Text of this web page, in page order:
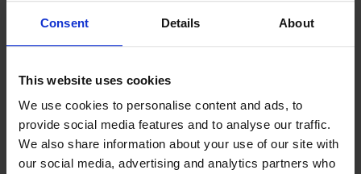
Consent Details About
This website uses cookies
We use cookies to personalise content and ads, to
provide social media features and to analyse our traffic.
We also share information about your use of our site with
our social media, advertising and analytics partners who
Tämän mökin minimivarausaika on kolme yötä. Kotieläimet
TORPET-ALUE
2 mökkiä 3 hehtaarin suuruisella niitty-metsäalueella (50–
100 m etäisyydellä toisistaan; ei mökkikylä). Kummassakin
Read more
Contact info